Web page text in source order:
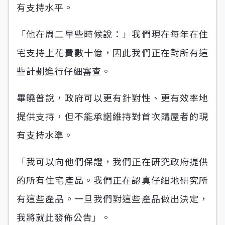
有支持水平。
「他在周二早些時候說：」我們現在每年在住
宅支持上花費數十億，因此我們正在對所有這
些計劃進行仔細審查。
畢曉普說，政府可以更有針對性、更有效率地
提供支持，但不能承諾維持對首次購屋者的現
有支持水準。
「我可以向他們保證，我們正在研究政府提供
的所有住宅產品。我們正在認真仔細地研究所
有這些產品。一旦我們對這些產品做出決定，
我將就此發佈公告」。